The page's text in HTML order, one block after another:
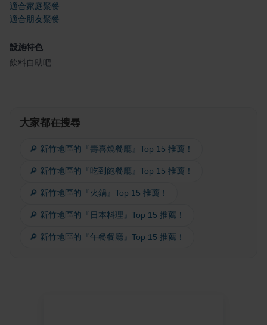
適合家庭聚餐
適合朋友聚餐
設施特色
飲料自助吧
大家都在搜尋
🔎 新竹地區的『壽喜燒餐廳』Top 15 推薦！
🔎 新竹地區的『吃到飽餐廳』Top 15 推薦！
🔎 新竹地區的『火鍋』Top 15 推薦！
🔎 新竹地區的『日本料理』Top 15 推薦！
🔎 新竹地區的『午餐餐廳』Top 15 推薦！